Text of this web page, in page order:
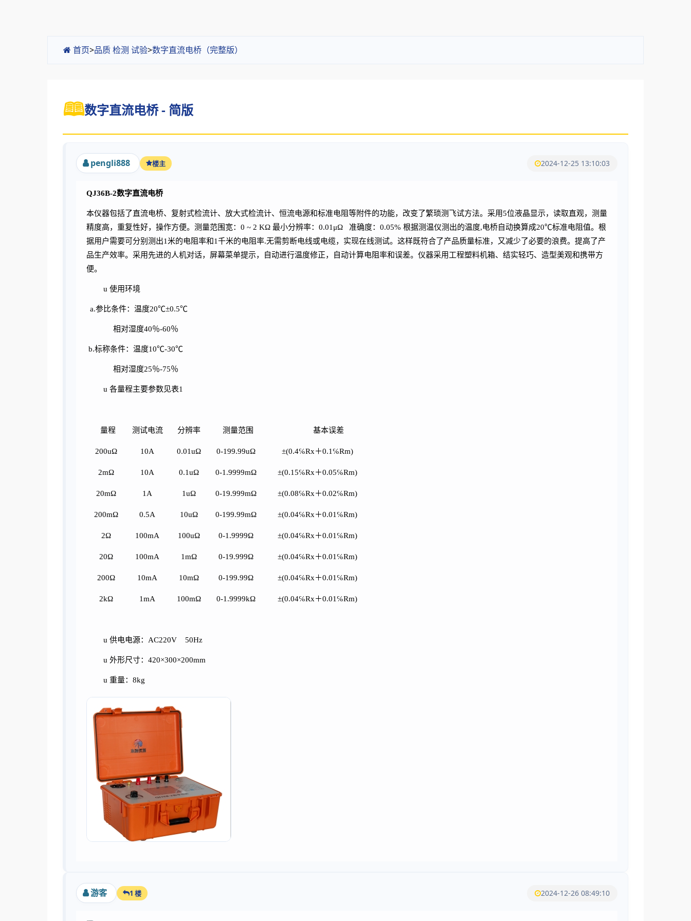
首页>品质 检测 试验>数字直流电桥（完整版）
数字直流电桥 - 简版
pengli888 楼主 2024-12-25 13:10:03
QJ36B-2数字直流电桥
本仪器包括了直流电桥、复射式检流计、放大式检流计、恒流电源和标准电阻等附件的功能，改变了繁琐测飞试方法。采用5位液晶显示，读取直观，测量
精度高，重复性好，操作方便。测量范围宽：0 ~ 2 KΩ 最小分辨率：0.01μΩ 准确度：0.05% 根据测温仪测出的温度,电桥自动换算成20℃标准电阻值。根
据用户需要可分别测出1米的电阻率和1千米的电阻率.无需剪断电线或电缆，实现在线测试。这样既符合了产品质量标准，又减少了必要的浪费。提高了产
品生产效率。采用先进的人机对话，屏幕菜单提示，自动进行温度修正，自动计算电阻率和误差。仪器采用工程塑料机箱、结实轻巧、造型美观和携带方
便。
u 使用环境
a.参比条件：温度20℃±0.5℃
相对湿度40％-60％
b.标称条件：温度10℃-30℃
相对湿度25％-75％
u 各量程主要参数见表1
量程 测试电流 分辨率 测量范围 基本误差
200uΩ 10A 0.01uΩ 0-199.99uΩ ±(0.4℅Rx＋0.1℅Rm)
2mΩ 10A 0.1uΩ 0-1.9999mΩ ±(0.15℅Rx＋0.05℅Rm)
20mΩ 1A 1uΩ 0-19.999mΩ ±(0.08℅Rx＋0.02℅Rm)
200mΩ 0.5A 10uΩ 0-199.99mΩ ±(0.04℅Rx＋0.01℅Rm)
2Ω 100mA 100uΩ 0-1.9999Ω ±(0.04℅Rx＋0.01℅Rm)
20Ω 100mA 1mΩ 0-19.999Ω ±(0.04℅Rx＋0.01℅Rm)
200Ω 10mA 10mΩ 0-199.99Ω ±(0.04℅Rx＋0.01℅Rm)
2kΩ 1mA 100mΩ 0-1.9999kΩ ±(0.04℅Rx＋0.01℅Rm)
u 供电电源： AC220V 50Hz
u 外形尺寸： 420×300×200mm
u 重量： 8kg
游客 1 楼 2024-12-26 08:49:10